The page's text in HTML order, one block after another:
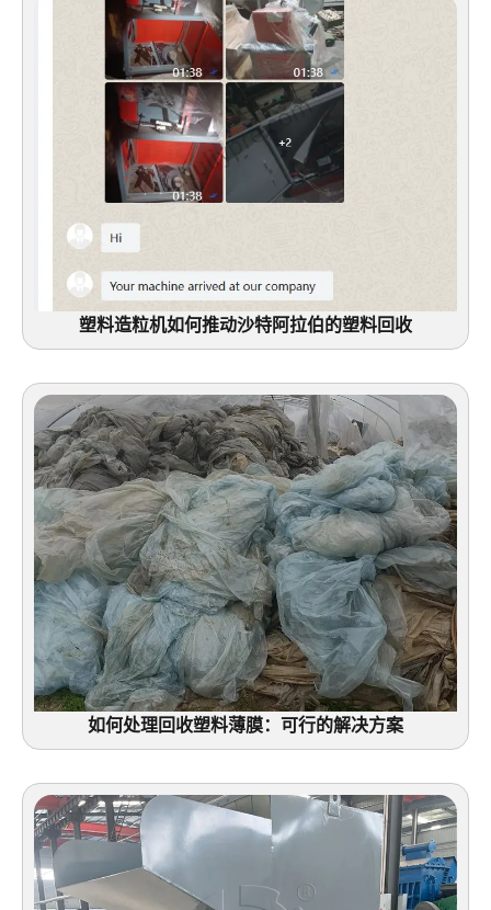
塑料造粒机如何推动沙特阿拉伯的塑料回收
如何处理回收塑料薄膜：可行的解决方案